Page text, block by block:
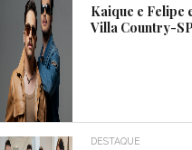
Kaique e Felipe
Villa Country-SP
DESTAQUE